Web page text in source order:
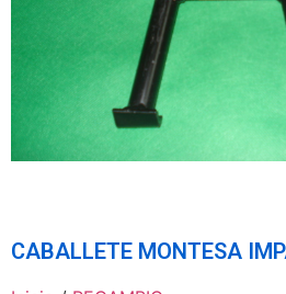
CABALLETE MONTESA